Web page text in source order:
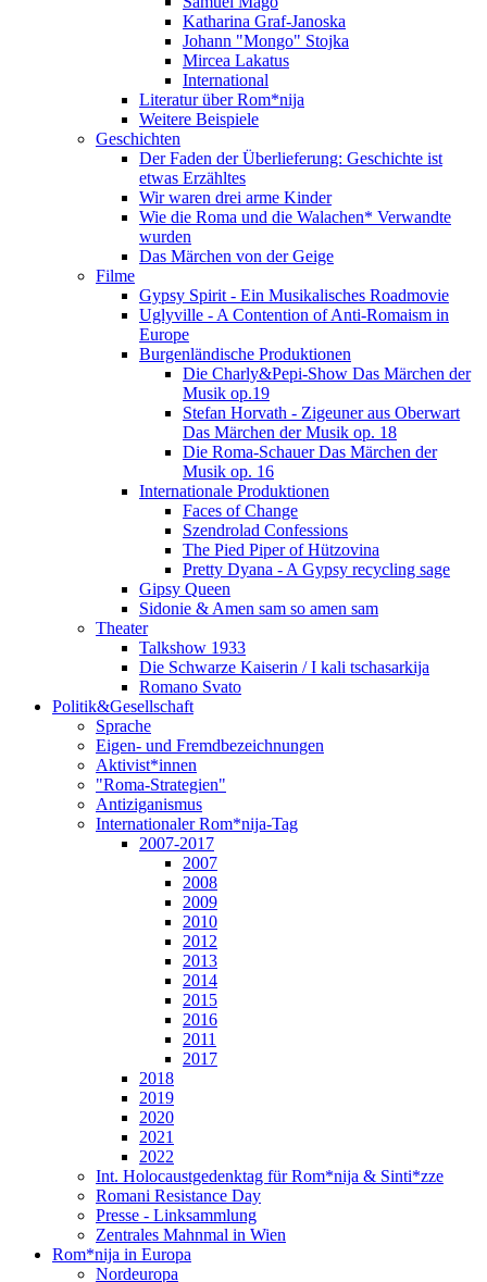
Katharina Graf-Janoska
Johann "Mongo" Stojka
Mircea Lakatus
International
Literatur über Rom*nija
Weitere Beispiele
Geschichten
Der Faden der Überlieferung: Geschichte ist
etwas Erzähltes
Wir waren drei arme Kinder
Wie die Roma und die Walachen* Verwandte
wurden
Das Märchen von der Geige
Filme
Gypsy Spirit - Ein Musikalisches Roadmovie
Uglyville - A Contention of Anti-Romaism in
Europe
Burgenländische Produktionen
Die Charly&Pepi-Show Das Märchen der
Musik op.19
Stefan Horvath - Zigeuner aus Oberwart
Das Märchen der Musik op. 18
Die Roma-Schauer Das Märchen der
Musik op. 16
Internationale Produktionen
Faces of Change
Szendrolad Confessions
The Pied Piper of Hützovina
Pretty Dyana - A Gypsy recycling sage
Gipsy Queen
Sidonie & Amen sam so amen sam
Theater
Talkshow 1933
Die Schwarze Kaiserin / I kali tschasarkija
Romano Svato
Politik&Gesellschaft
Sprache
Eigen- und Fremdbezeichnungen
Aktivist*innen
"Roma-Strategien"
Antiziganismus
Internationaler Rom*nija-Tag
2007-2017
2007
2008
2009
2010
2012
2013
2014
2015
2016
2011
2017
2018
2019
2020
2021
2022
Int. Holocaustgedenktag für Rom*nija & Sinti*zze
Romani Resistance Day
Presse - Linksammlung
Zentrales Mahnmal in Wien
Rom*nija in Europa
Nordeuropa